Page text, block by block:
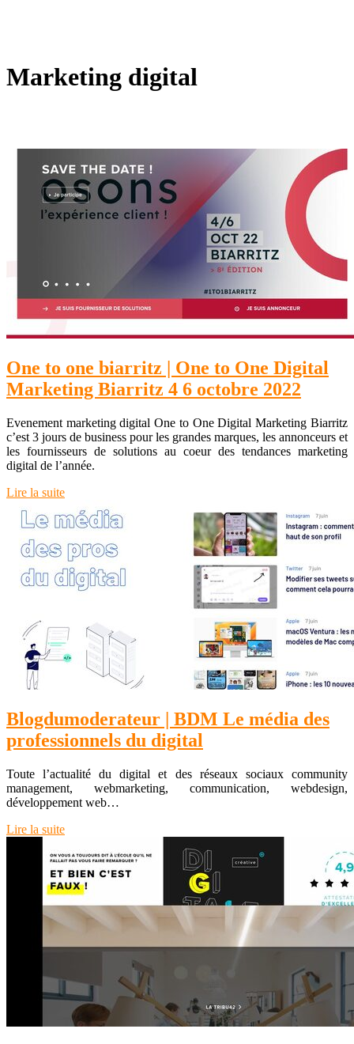
Marketing digital
One to one biarritz | One to One Digital
Marketing Biarritz 4 6 octobre 2022
Evenement marketing digital One to One Digital Marketing Biarritz
c’est 3 jours de business pour les grandes marques, les annonceurs et
les fournisseurs de solutions au coeur des tendances marketing
digital de l’année.
Lire la suite
Blog­dumodera­teur | BDM Le média des
profes­sion­nels du digital
Toute l’actualité du digital et des réseaux sociaux community
management, webmarketing, communication, webdesign,
développement web…
Lire la suite